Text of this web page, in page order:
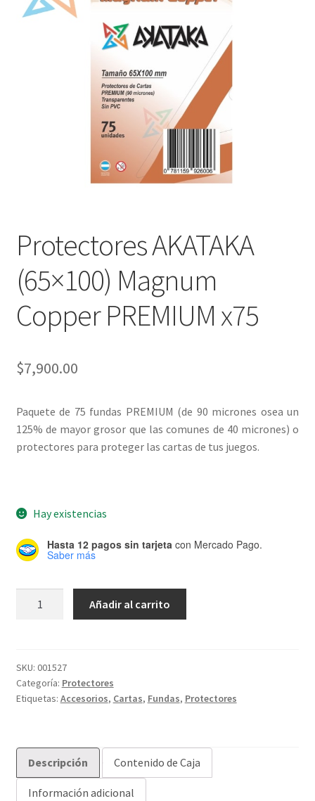
Mi cuenta
Protectores AKATAKA
(65×100) Magnum
Copper PREMIUM x75
$7,900.00
Paquete de 75 fundas PREMIUM (de 90 micrones osea un
125% de mayor grosor que las comunes de 40 micrones) o
protectores para proteger las cartas de tus juegos.
Hay existencias
Hasta 12 pagos sin tarjetacon Mercado Pago.
Saber más
Copper
PREMIUM
x75
Añadir al carrito
SKU: 001527
Categoría: Protectores
Etiquetas: Accesorios, Cartas, Fundas, Protectores
Descripción Contenido de Caja
Información adicional